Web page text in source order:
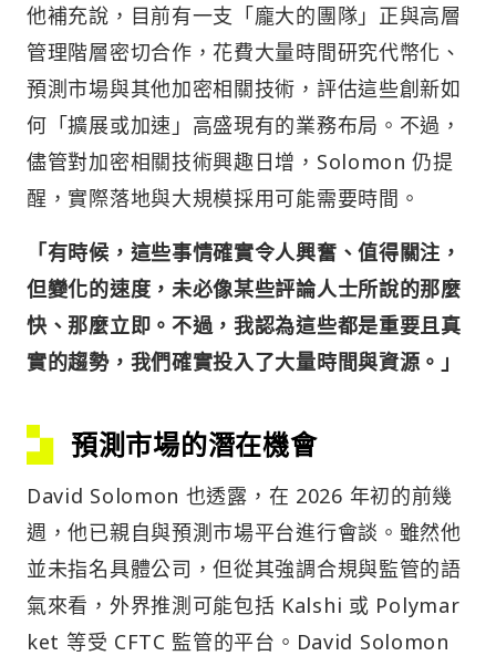
他補充說，目前有一支「龐大的團隊」正與高層
管理階層密切合作，花費大量時間研究代幣化、
預測市場與其他加密相關技術，評估這些創新如
何「擴展或加速」高盛現有的業務布局。不過，
儘管對加密相關技術興趣日增，Solomon 仍提
醒，實際落地與大規模採用可能需要時間。
「有時候，這些事情確實令人興奮、值得關注，
但變化的速度，未必像某些評論人士所說的那麼
快、那麼立即。不過，我認為這些都是重要且真
實的趨勢，我們確實投入了大量時間與資源。」
預測市場的潛在機會
David Solomon 也透露，在 2026 年初的前幾
週，他已親自與預測市場平台進行會談。雖然他
並未指名具體公司，但從其強調合規與監管的語
氣來看，外界推測可能包括 Kalshi 或 Polymar
ket 等受 CFTC 監管的平台。David Solomon